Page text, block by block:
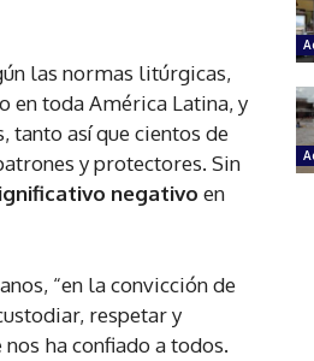
las normas litúrgicas,
en toda América Latina, y
tanto así que cientos de
y protectores. Sin
negativo en
“en la convicción de
respetar y
ha confiado a todos.